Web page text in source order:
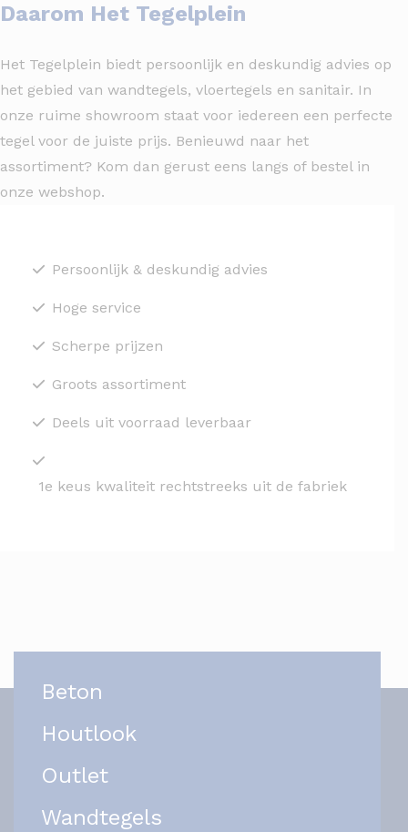
Daarom Het Tegelplein
Het Tegelplein biedt persoonlijk en deskundig advies op
het gebied van wandtegels, vloertegels en sanitair. In
onze ruime showroom staat voor iedereen een perfecte
tegel voor de juiste prijs. Benieuwd naar het
assortiment? Kom dan gerust eens langs of bestel in
onze webshop.
Persoonlijk & deskundig advies
Hoge service
Scherpe prijzen
Groots assortiment
Deels uit voorraad leverbaar
1e keus kwaliteit rechtstreeks uit de fabriek
Beton
Houtlook
Outlet
Wandtegels